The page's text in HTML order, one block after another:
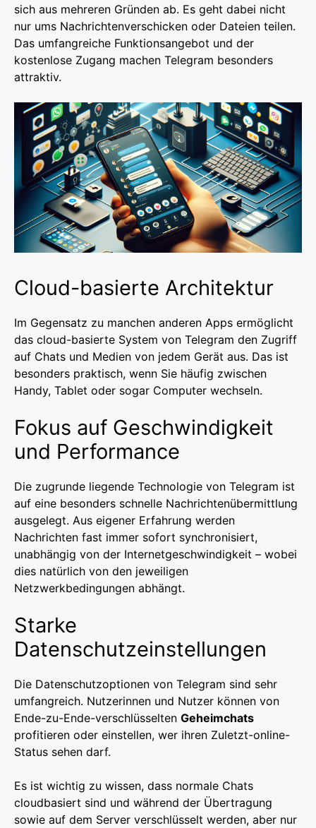
sich aus mehreren Gründen ab. Es geht dabei nicht
nur ums Nachrichtenverschicken oder Dateien teilen.
Das umfangreiche Funktionsangebot und der
kostenlose Zugang machen Telegram besonders
attraktiv.
Cloud-basierte Architektur
Im Gegensatz zu manchen anderen Apps ermöglicht
das cloud-basierte System von Telegram den Zugriff
auf Chats und Medien von jedem Gerät aus. Das ist
besonders praktisch, wenn Sie häufig zwischen
Handy, Tablet oder sogar Computer wechseln.
Fokus auf Geschwindigkeit
und Performance
Die zugrunde liegende Technologie von Telegram ist
auf eine besonders schnelle Nachrichtenübermittlung
ausgelegt. Aus eigener Erfahrung werden
Nachrichten fast immer sofort synchronisiert,
unabhängig von der Internetgeschwindigkeit – wobei
dies natürlich von den jeweiligen
Netzwerkbedingungen abhängt.
Starke
Datenschutzeinstellungen
Die Datenschutzoptionen von Telegram sind sehr
umfangreich. Nutzerinnen und Nutzer können von
Ende-zu-Ende-verschlüsselten Geheimchats
profitieren oder einstellen, wer ihren Zuletzt-online-
Status sehen darf.
Es ist wichtig zu wissen, dass normale Chats
cloudbasiert sind und während der Übertragung
sowie auf dem Server verschlüsselt werden, aber nur